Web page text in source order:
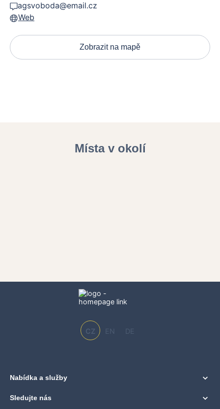
agsvoboda@email.cz
Web
Zobrazit na mapě
Místa v okolí
CZ EN DE
Nabídka a služby
Sledujte nás